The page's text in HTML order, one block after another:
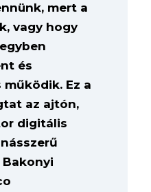
mert a
vagy hogy
és
Ez a
az ajtón,
digitális